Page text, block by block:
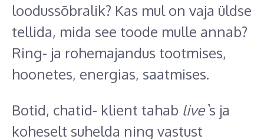
loodussõbralik? Kas mul on vaja üldse
tellida, mida see toode mulle annab?
Ring- ja rohemajandus tootmises,
hoonetes, energias, saatmises.
Botid, chatid- klient tahab live`s ja
koheselt suhelda ning vastust